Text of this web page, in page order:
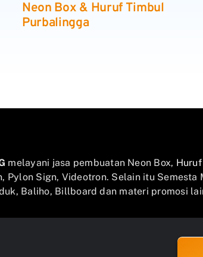
Neon Box & Huruf Timbul
Purbalingga
melayani jasa pembuatan Neon Box,
Pylon Sign, Videotron. Selain itu
Baliho, Billboard dan materi promosi